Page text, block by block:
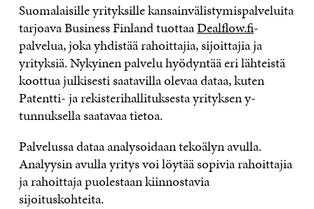
Suomalaisille yrityksille kansainvälistymispalveluita
tarjoava Business Finland tuottaaDealflow.fi-
palvelua, joka yhdistää rahoittajia, sijoittajia ja
yrityksiä. Nykyinen palvelu hyödyntää eri lähteistä
koottua julkisesti saatavilla olevaa dataa, kuten
Patentti- ja rekisterihallituksesta yrityksen y-
tunnuksella saatavaa tietoa.
Palvelussa dataa analysoidaan tekoälyn avulla.
Analyysin avulla yritys voi löytää sopivia rahoittajia
ja rahoittaja puolestaan kiinnostavia
sijoituskohteita.